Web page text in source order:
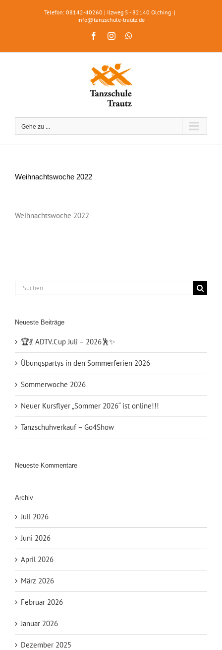
Telefon: 08142-40260 | Ilzweg 5 - 82140 Olching |
info@tanzschule-trautz.de
FacebookInstagram
Gehe zu ...
Weihnachtswoche 2022
grösseres
Weihnachtswoche 2022
Suche
nach:
Neueste Beiträge
🏆💃 ADTV.Cup Juli – 2026🕺✨
Übungspartys in den Sommerferien 2026
Sommerwoche 2026
Neuer Kursflyer „Sommer 2026“ ist online!!!
Tanzschuhverkauf – Go4Show
Neueste Kommentare
Archiv
Juli 2026
Juni 2026
April 2026
März 2026
Februar 2026
Januar 2026
Dezember 2025